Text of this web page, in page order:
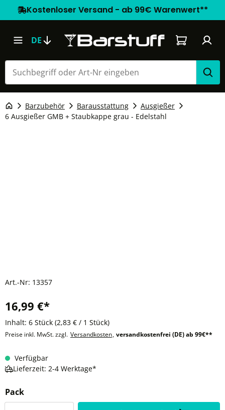
Kostenloser Versand - ab 99€ Warenwert**
DE Warenkorb
Barzubehör Barausstattung
Ausgießer
6 Ausgießer GMB + Staubkappe grau - Edelstahl
Art.-Nr: 13357
16,99 €*
Inhalt: 6 Stück (2,83 € / 1 Stück)
Preise inkl. MwSt. zzgl. Versandkosten, versandkostenfrei (DE) ab 99€**
Verfügbar
Lieferzeit: 2-4 Werktage*
Pack